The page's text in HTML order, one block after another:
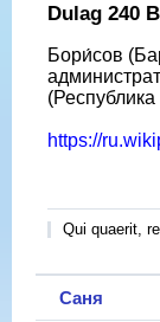
Dulag 240
Бори́сов
https://
Qui quaerit,
Саня